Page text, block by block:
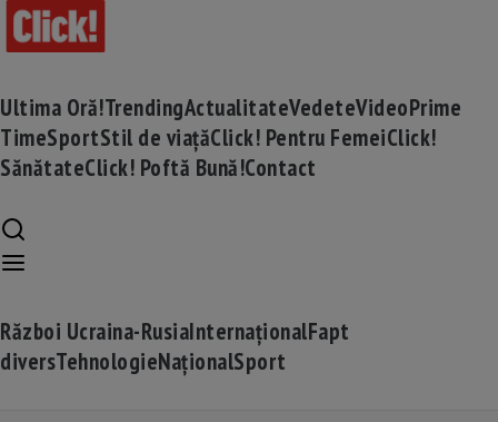
Ultima Oră!TrendingActualitateVedeteVideoPrime
TimeSportStil de viațăClick! Pentru FemeiClick!
SănătateClick! Poftă Bună!Contact
Război Ucraina-RusiaInternaționalFapt
diversTehnologieNaționalSport